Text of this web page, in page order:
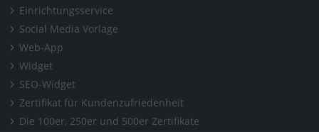
Einrichtungsservice
Social Media Vorlage
Web-App
Widget
SEO-Widget
Zertifikat für Kundenzufriedenheit
Die 100er, 250er und 500er Zertifikate